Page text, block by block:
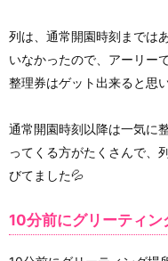
列は、通常開園時刻までは
いなかったので、アーリー
整理券はゲット出来ると思
通常開園時刻以降は一気に
ってくる方がたくさんで、
びてました💦
10分前にグリーティン